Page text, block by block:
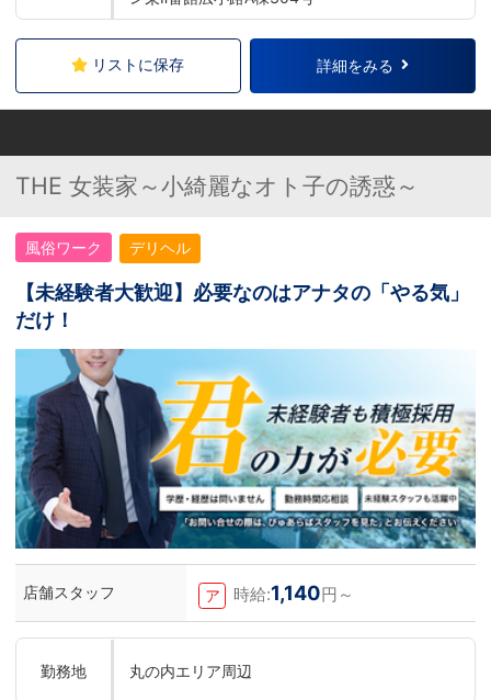
リストに保存 詳細をみる
THE 女装家～小綺麗なオト子の誘惑～
風俗ワーク デリヘル
【未経験者大歓迎】必要なのはアナタの「やる気」
だけ！
店舗スタッフ ア 時給:1,140円～
勤務地 丸の内エリア周辺